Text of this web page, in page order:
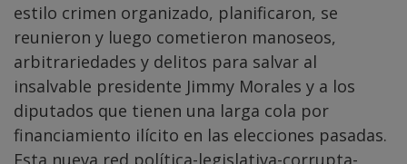
estilo crimen organizado, planificaron, se
reunieron y luego cometieron manoseos,
arbitrariedades y delitos para salvar al
insalvable presidente Jimmy Morales y a los
diputados que tienen una larga cola por
financiamiento ilícito en las elecciones pasadas.
Esta nueva red política-legislativa-corrupta-